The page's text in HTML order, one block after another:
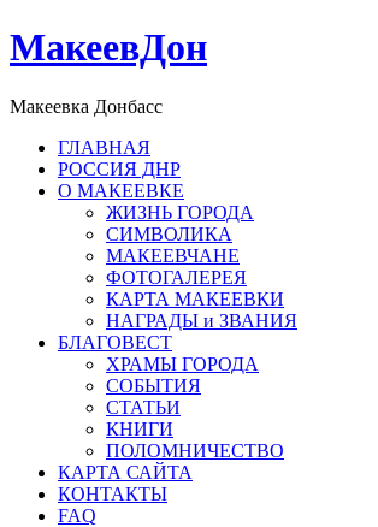
МакеевДон
Макеевка Донбасс
ГЛАВНАЯ
РОССИЯ ДНР
О МАКЕЕВКЕ
ЖИЗНЬ ГОРОДА
СИМВОЛИКА
МАКЕЕВЧАНЕ
ФОТОГАЛЕРЕЯ
КАРТА МАКЕЕВКИ
НАГРАДЫ и ЗВАНИЯ
БЛАГОВЕСТ
ХРАМЫ ГОРОДА
СОБЫТИЯ
СТАТЬИ
КНИГИ
ПОЛОМНИЧЕСТВО
КАРТА САЙТА
КОНТАКТЫ
FAQ